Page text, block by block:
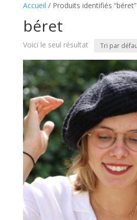
Accueil / Produits identifiés “béret”
béret
Voici le seul résultat